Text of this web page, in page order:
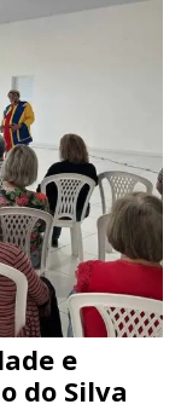
e
do Silva